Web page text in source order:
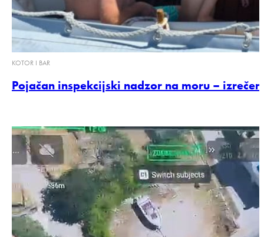
KOTOR I BAR
Pojačan inspekcijski nadzor na moru –